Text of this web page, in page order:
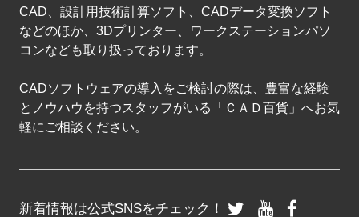
CAD、設計用技術計算ソフト、CADデータ変換ソフト
などのほか、3Dプリンター、ワークステーションパソ
コンなども取り扱っております。
CADソフトウェアの導入をご検討の際は、豊富な経験
とノウハウを持つスタッフがいる「ＣＡＤ百貨」へお気
軽にご相談ください。
新着情報は公式SNSをチェック！